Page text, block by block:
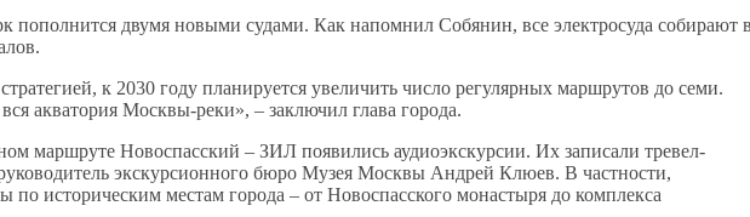
пополнится двумя новыми судами. Как напомнил Собянин, все электросуда собирают
к 2030 году планируется увеличить число регулярных маршрутов до семи.
акватория Москвы-реки», – заключил глава города.
маршруте Новоспасский – ЗИЛ появились аудиоэкскурсии. Их записали тревел-
экскурсионного бюро Музея Москвы Андрей Клюев. В частности,
по историческим местам города – от Новоспасского монастыря до комплекса